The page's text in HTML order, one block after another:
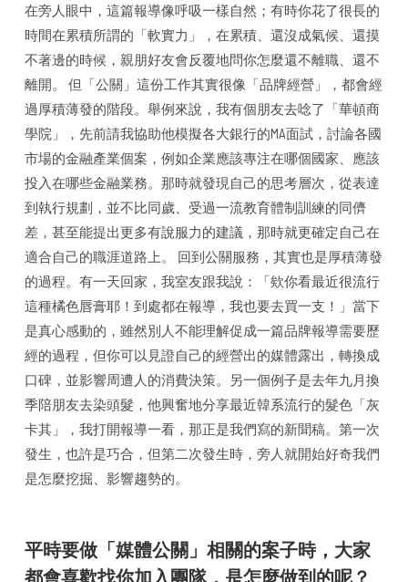
在旁人眼中，這篇報導像呼吸一樣自然；有時你花了很長的
時間在累積所謂的「軟實力」，在累積、還沒成氣候、還摸
不著邊的時候，親朋好友會反覆地問你怎麼還不離職、還不
離開。 但「公關」這份工作其實很像「品牌經營」，都會經
過厚積薄發的階段。舉例來說，我有個朋友去唸了「華頓商
學院」，先前請我協助他模擬各大銀行的MA面試，討論各國
市場的金融產業個案，例如企業應該專注在哪個國家、應該
投入在哪些金融業務。那時就發現自己的思考層次，從表達
到執行規劃，並不比同歲、受過一流教育體制訓練的同儕
差，甚至能提出更多有說服力的建議，那時就更確定自己在
適合自己的職涯道路上。 回到公關服務，其實也是厚積薄發
的過程。有一天回家，我室友跟我說：「欸你看最近很流行
這種橘色唇膏耶！到處都在報導，我也要去買一支！」當下
是真心感動的，雖然別人不能理解促成一篇品牌報導需要歷
經的過程，但你可以見證自己的經營出的媒體露出，轉換成
口碑，並影響周遭人的消費決策。另一個例子是去年九月換
季陪朋友去染頭髮，他興奮地分享最近韓系流行的髮色「灰
卡其」，我打開報導一看，那正是我們寫的新聞稿。第一次
發生，也許是巧合，但第二次發生時，旁人就開始好奇我們
是怎麼挖掘、影響趨勢的。
平時要做「媒體公關」相關的案子時，大家
都會喜歡找你加入團隊，是怎麼做到的呢？